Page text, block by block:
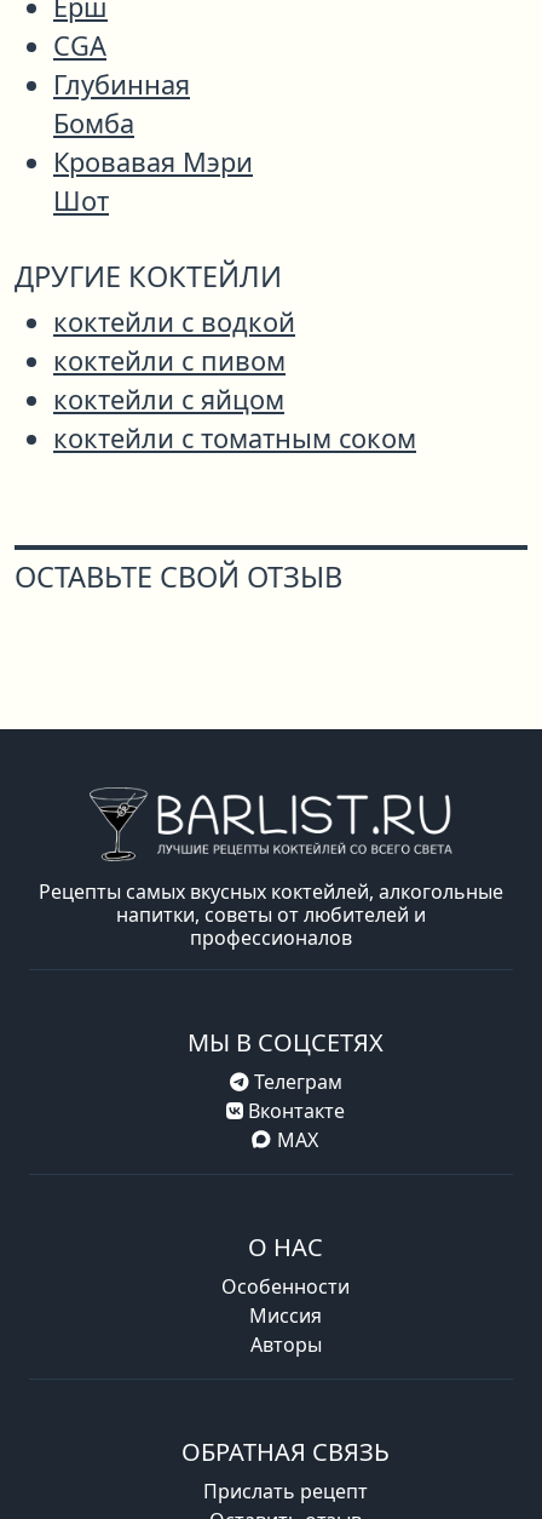
CGA
Глубинная
Бомба
Кровавая Мэри
Шот
ДРУГИЕ КОКТЕЙЛИ
коктейли с водкой
коктейли с пивом
коктейли с яйцом
коктейли с томатным соком
ОСТАВЬТЕ СВОЙ ОТЗЫВ
Рецепты самых вкусных коктейлей, алкогольные
напитки, советы от любителей и
профессионалов
МЫ В СОЦСЕТЯХ
Телеграм
Вконтакте
MAX
О НАС
Особенности
Миссия
Авторы
ОБРАТНАЯ СВЯЗЬ
Прислать рецепт